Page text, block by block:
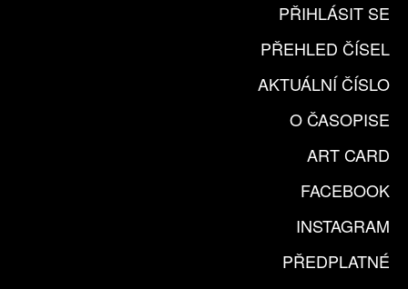
PŘIHLÁSIT SE
PŘEHLED ČÍSEL
AKTUÁLNÍ ČÍSLO
O ČASOPISE
ART CARD
FACEBOOK
INSTAGRAM
PŘEDPLATNÉ